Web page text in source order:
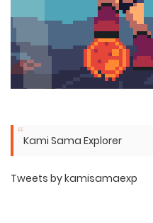
Kami Sama Explorer
Tweets by kamisamaexp